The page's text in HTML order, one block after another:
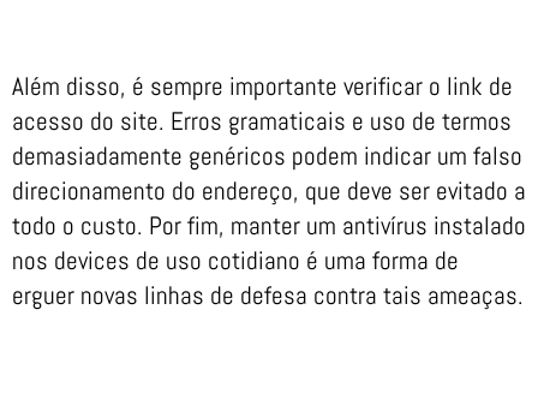
Além disso, é sempre importante verificar o link de
acesso do site. Erros gramaticais e uso de termos
demasiadamente genéricos podem indicar um falso
direcionamento do endereço, que deve ser evitado a
todo o custo. Por fim, manter um antivírus instalado
nos devices de uso cotidiano é uma forma de
erguer novas linhas de defesa contra tais ameaças.